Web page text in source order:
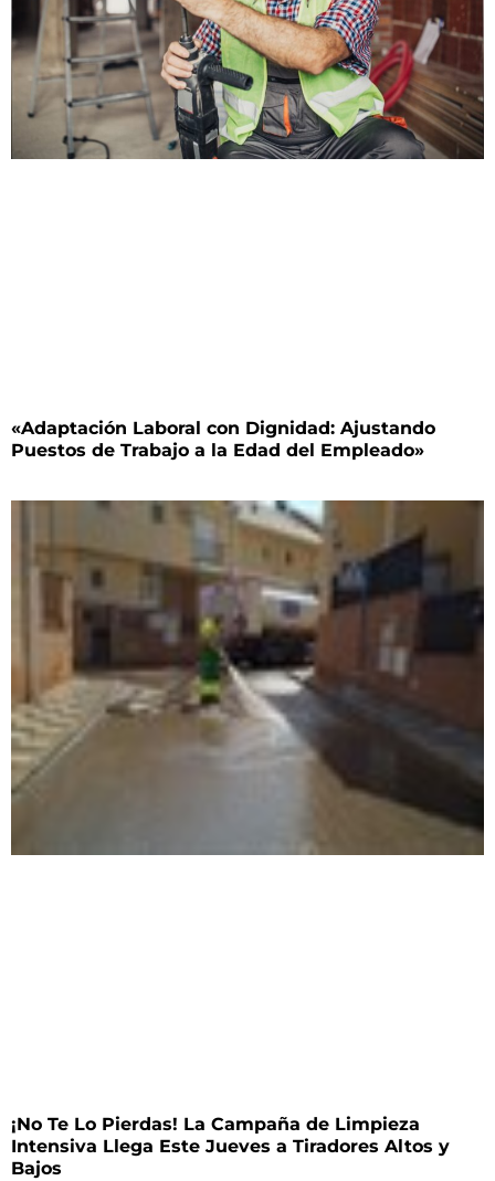
«Adaptación Laboral con Dignidad: Ajustando
Puestos de Trabajo a la Edad del Empleado»
¡No Te Lo Pierdas! La Campaña de Limpieza
Intensiva Llega Este Jueves a Tiradores Altos y
Bajos